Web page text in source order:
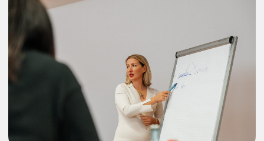
ФИНАНСОВАЯ
СИСТЕМА— ЭТО
НЕ ТОЛЬКО
ИНВЕСТИЦИИ